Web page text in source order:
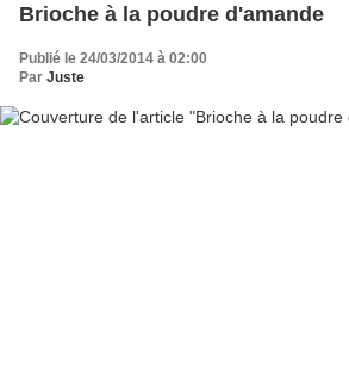
Brioche à la poudre d'amande
Publié le 24/03/2014 à 02:00
Par Juste